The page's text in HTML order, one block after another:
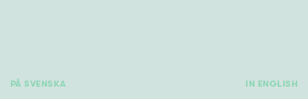
PÅ SVENSKA IN ENGLISH